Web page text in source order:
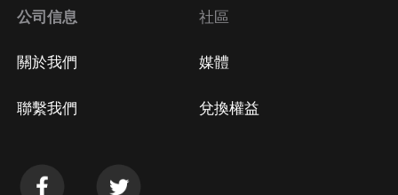
公司信息
關於我們
聯繫我們
社區
媒體
兌換權益